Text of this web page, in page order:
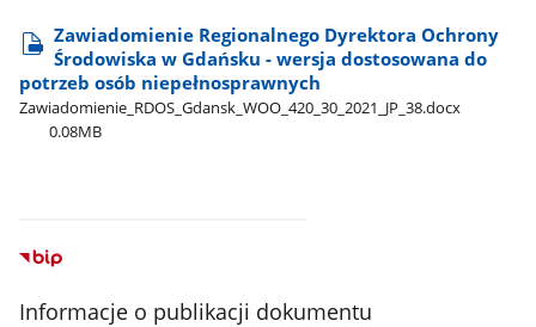
Zawiadomienie Regionalnego Dyrektora Ochrony
Środowiska w Gdańsku - wersja dostosowana do
potrzeb osób niepełnosprawnych
Zawiadomienie​_RDOS​_Gdansk​_WOO​_420​_30​_2021​_JP​_38.docx
0.08MB
Informacje o publikacji dokumentu